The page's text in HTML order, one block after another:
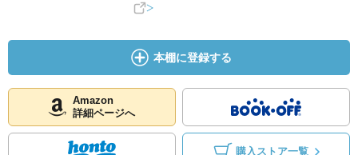
本棚に登録する
Amazon
詳細ページへ
購入ストア一覧